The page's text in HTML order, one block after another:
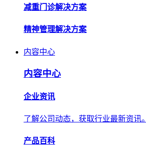
减重门诊解决方案
精神管理解决方案
内容中心
内容中心
企业资讯
了解公司动态，获取行业最新资讯。
产品百科